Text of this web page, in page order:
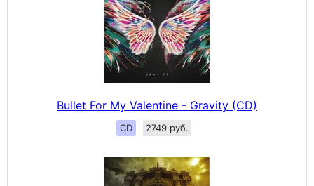
Bullet For My Valentine - Gravity (CD)
CD 2749 руб.